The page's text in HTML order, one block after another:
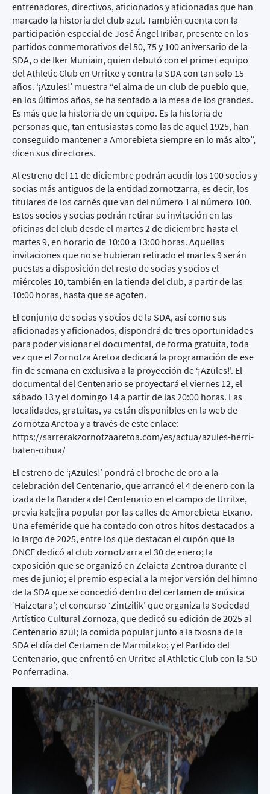
entrenadores, directivos, aficionados y aficionadas que han
marcado la historia del club azul. También cuenta con la
participación especial de José Ángel Iribar, presente en los
partidos conmemorativos del 50, 75 y 100 aniversario de la
SDA, o de Iker Muniain, quien debutó con el primer equipo
del Athletic Club en Urritxe y contra la SDA con tan solo 15
años. ‘¡Azules!’ muestra “el alma de un club de pueblo que,
en los últimos años, se ha sentado a la mesa de los grandes.
Es más que la historia de un equipo. Es la historia de
personas que, tan entusiastas como las de aquel 1925, han
conseguido mantener a Amorebieta siempre en lo más alto”,
dicen sus directores.
Al estreno del 11 de diciembre podrán acudir los 100 socios y
socias más antiguos de la entidad zornotzarra, es decir, los
titulares de los carnés que van del número 1 al número 100.
Estos socios y socias podrán retirar su invitación en las
oficinas del club desde el martes 2 de diciembre hasta el
martes 9, en horario de 10:00 a 13:00 horas. Aquellas
invitaciones que no se hubieran retirado el martes 9 serán
puestas a disposición del resto de socias y socios el
miércoles 10, también en la tienda del club, a partir de las
10:00 horas, hasta que se agoten.
El conjunto de socias y socios de la SDA, así como sus
aficionadas y aficionados, dispondrá de tres oportunidades
para poder visionar el documental, de forma gratuita, toda
vez que el Zornotza Aretoa dedicará la programación de ese
fin de semana en exclusiva a la proyección de ‘¡Azules!’. El
documental del Centenario se proyectará el viernes 12, el
sábado 13 y el domingo 14 a partir de las 20:00 horas. Las
localidades, gratuitas, ya están disponibles en la web de
Zornotza Aretoa y a través de este enlace:
https://sarrerakzornotzaaretoa.com/es/actua/azules-herri-
baten-oihua/
El estreno de ‘¡Azules!’ pondrá el broche de oro a la
celebración del Centenario, que arrancó el 4 de enero con la
izada de la Bandera del Centenario en el campo de Urritxe,
previa kalejira popular por las calles de Amorebieta-Etxano.
Una efeméride que ha contado con otros hitos destacados a
lo largo de 2025, entre los que destacan el cupón que la
ONCE dedicó al club zornotzarra el 30 de enero; la
exposición que se organizó en Zelaieta Zentroa durante el
mes de junio; el premio especial a la mejor versión del himno
de la SDA que se concedió dentro del certamen de música
‘Haizetara’; el concurso ‘Zintzilik’ que organiza la Sociedad
Artístico Cultural Zornoza, que dedicó su edición de 2025 al
Centenario azul; la comida popular junto a la txosna de la
SDA el día del Certamen de Marmitako; y el Partido del
Centenario, que enfrentó en Urritxe al Athletic Club con la SD
Ponferradina.